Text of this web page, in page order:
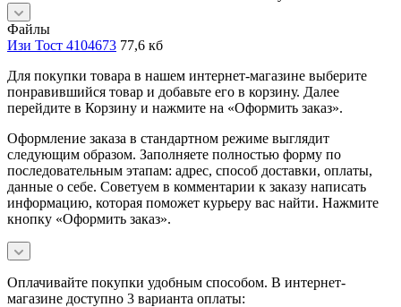
Файлы
Изи Тост 4104673 77,6 кб
Для покупки товара в нашем интернет-магазине выберите
понравившийся товар и добавьте его в корзину. Далее
перейдите в Корзину и нажмите на «Оформить заказ».
Оформление заказа в стандартном режиме выглядит
следующим образом. Заполняете полностью форму по
последовательным этапам: адрес, способ доставки, оплаты,
данные о себе. Советуем в комментарии к заказу написать
информацию, которая поможет курьеру вас найти. Нажмите
кнопку «Оформить заказ».
Оплачивайте покупки удобным способом. В интернет-
магазине доступно 3 варианта оплаты: